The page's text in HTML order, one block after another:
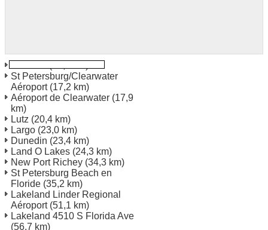
St Petersburg/Clearwater
Aéroport(17,2 km)
Aéroport de Clearwater (17,9
km)
Lutz (20,4 km)
Largo (23,0 km)
Dunedin (23,4 km)
Land O Lakes (24,3 km)
New Port Richey (34,3 km)
St Petersburg Beach en
Floride (35,2 km)
Lakeland Linder Regional
Aéroport(51,1 km)
Lakeland 4510 S Florida Ave
(56,7 km)